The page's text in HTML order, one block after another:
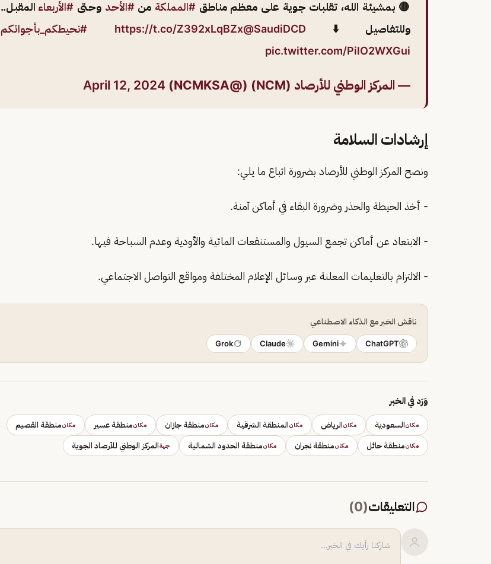
🔴 بمشيئة الله، تقلبات جوية على معظم مناطق #المملكة من#الأحد وحتى #الأربعاء المقبل..
وللتفاصيل ⬇️
https://t.co/Z392xLqBZx@SaudiDCD
#نحيطكم_بأجوائكم
pic.twitter.com/PilO2WXGui
— المركز الوطني للأرصاد (NCM) (@NCMKSA) April 12, 2024
إرشادات السلامة
ونصح المركز الوطني للأرصاد بضرورة اتباع ما يلي:
- أخذ الحيطة والحذر وضرورة البقاء في أماكن آمنة.
- الابتعاد عن أماكن تجمع السيول والمستنقعات المائية والأودية وعدم السباحة فيها.
- الالتزام بالتعليمات المعلنة عبر وسائل الإعلام المختلفة ومواقع التواصل الاجتماعي.
ناقش الخبر مع الذكاء الاصطناعي
ChatGPT
Gemini
Claude
Grok
وَرَد في الخبر
مكانالسعودية مكانالرياض مكانالمنطقة الشرقية مكانمنطقة جازان مكانمنطقة عسير مكانمنطقة القصيم
مكانمنطقة حائل مكانمنطقة نجران مكانمنطقة الحدود الشمالية جهةالمركز الوطني للأرصاد الجوية
التعليقات(
0
)